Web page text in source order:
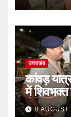
उत्तराखंड
कांवड़
में शिवभक्त
लेने8 AUGUST